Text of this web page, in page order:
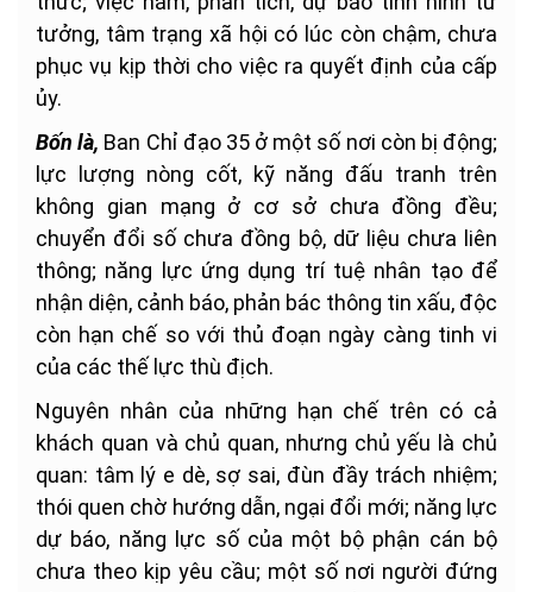
tưởng, tâm trạng xã hội có lúc còn chậm, chưa
phục vụ kịp thời cho việc ra quyết định của cấp
ủy.
Bốn là, Ban Chỉ đạo 35 ở một số nơi còn bị động;
lực lượng nòng cốt, kỹ năng đấu tranh trên
không gian mạng ở cơ sở chưa đồng đều;
chuyển đổi số chưa đồng bộ, dữ liệu chưa liên
thông; năng lực ứng dụng trí tuệ nhân tạo để
nhận diện, cảnh báo, phản bác thông tin xấu, độc
còn hạn chế so với thủ đoạn ngày càng tinh vi
của các thế lực thù địch.
Nguyên nhân của những hạn chế trên có cả
khách quan và chủ quan, nhưng chủ yếu là chủ
quan: tâm lý e dè, sợ sai, đùn đầy trách nhiệm;
thói quen chờ hướng dẫn, ngại đổi mới; năng lực
dự báo, năng lực số của một bộ phận cán bộ
chưa theo kịp yêu cầu; một số nơi người đứng